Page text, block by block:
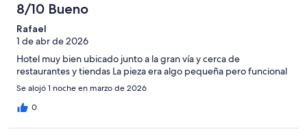
8/10 Bueno
Rafael
1 de abr de 2026
Hotel muy bien ubicado junto a la gran vía y cerca de
restaurantes y tiendas La pieza era algo pequeña pero funcional
Se alojó 1 noche en marzo de 2026
0